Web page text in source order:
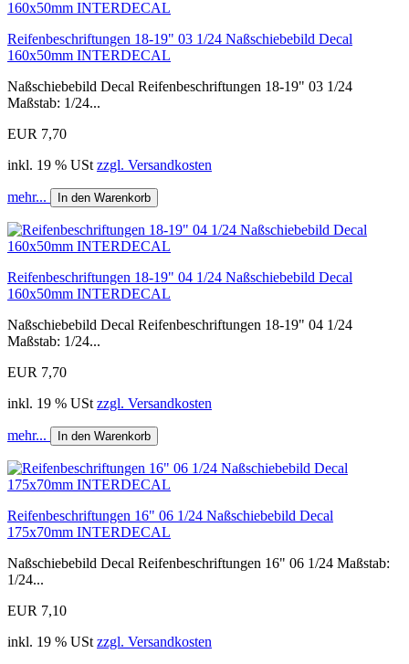
Reifenbeschriftungen 18-19" 03 1/24 Naßschiebebild Decal
160x50mm INTERDECAL
Naßschiebebild Decal Reifenbeschriftungen 18-19" 03 1/24
Maßstab: 1/24...
EUR 7,70
inkl. 19 % USt zzgl. Versandkosten
mehr... In den Warenkorb
Reifenbeschriftungen 18-19" 04 1/24 Naßschiebebild Decal
160x50mm INTERDECAL
Naßschiebebild Decal Reifenbeschriftungen 18-19" 04 1/24
Maßstab: 1/24...
EUR 7,70
inkl. 19 % USt zzgl. Versandkosten
mehr... In den Warenkorb
Reifenbeschriftungen 16" 06 1/24 Naßschiebebild Decal
175x70mm INTERDECAL
Naßschiebebild Decal Reifenbeschriftungen 16" 06 1/24 Maßstab:
1/24...
EUR 7,10
inkl. 19 % USt zzgl. Versandkosten